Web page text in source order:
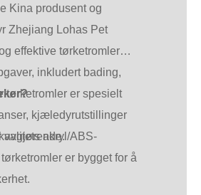
Norsk‎
تمل
český
Kina produsent og
Zhejiang Lohas Pet
effektive tørketromler
inkludert bading,
tørketromler er spesielt
kjæledyrutstillinger
avgjørende.akryl/ABS-
er bygget for å